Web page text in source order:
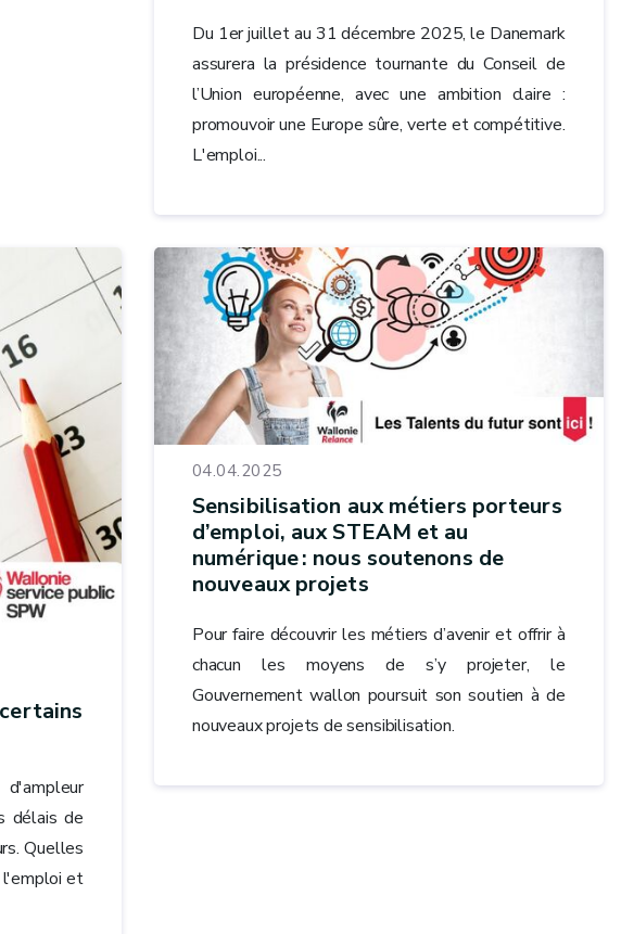
Du 1er juillet au 31 décembre 2025, le Danemark
assurera la présidence tournante du Conseil de
l’Union européenne, avec une ambition claire :
promouvoir une Europe sûre, verte et compétitive.
L'emploi...
délais de
Quelles
l'emploi et
04.04.2025
Sensibilisation aux métiers porteurs
d’emploi, aux STEAM et au
numérique : nous soutenons de
nouveaux projets
Pour faire découvrir les métiers d’avenir et offrir à
chacun les moyens de s’y projeter, le
Gouvernement wallon poursuit son soutien à de
nouveaux projets de sensibilisation.